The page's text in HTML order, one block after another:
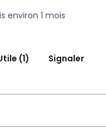
garnis de fibres creuses
maintenus à la
environ 1 mois
(1)
Signaler